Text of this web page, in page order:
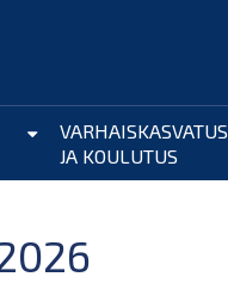
VARHAISKASVATUS
JA KOULUTUS